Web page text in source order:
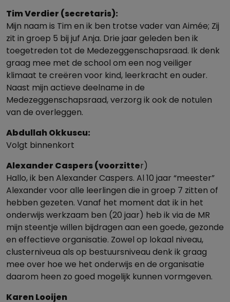
Tim Verdier (secretaris):
Mijn naam is Tim en ik ben trotse vader van Aimée; Zij
zit in groep 5 bij juf Anja. Drie jaar geleden ben ik
toegetreden tot de Medezeggenschapsraad. Ik denk
graag mee met de school om een nog veiliger
klimaat te creëren voor kind, leerkracht en ouder.
Naast mijn actieve deelname in de
Medezeggenschapsraad, verzorg ik ook de notulen
van de overleggen.
Abdullah Okkuscu:
Volgt binnenkort
Alexander Caspers (voorzitter)
Hallo, ik ben Alexander Caspers. Al 10 jaar “meester”
Alexander voor alle leerlingen die in groep 7 zitten of
hebben gezeten. Vanaf het moment dat ik in het
onderwijs werkzaam ben (20 jaar) heb ik via de MR
mijn steentje willen bijdragen aan een goede, gezonde
en effectieve organisatie. Zowel op lokaal niveau,
clusterniveua als op bestuursniveau denk ik graag
mee over hoe we het onderwijs en de organisatie
daarom heen zo goed mogelijk kunnen vormgeven.
Karen Looijen